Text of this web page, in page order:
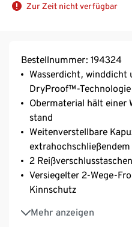
Zur Zeit nicht verfügbar
Bestellnummer: 194324
Wasserdicht,
DryProof™-Technologie
Obermaterial hält einer
stand
Weitenverstellbare
extrahochschließendem
2
Versiegelter 2-Wege-
Kinnschutz
Mehr anzeigen
Ergonomisch geformter
Klettverschluss zur